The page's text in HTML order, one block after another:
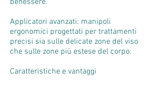
benessere.
Applicatori avanzati: manipoli
ergonomici progettati per trattamenti
precisi sia sulle delicate zone del viso
che sulle zone più estese del corpo.
Caratteristiche e vantaggi